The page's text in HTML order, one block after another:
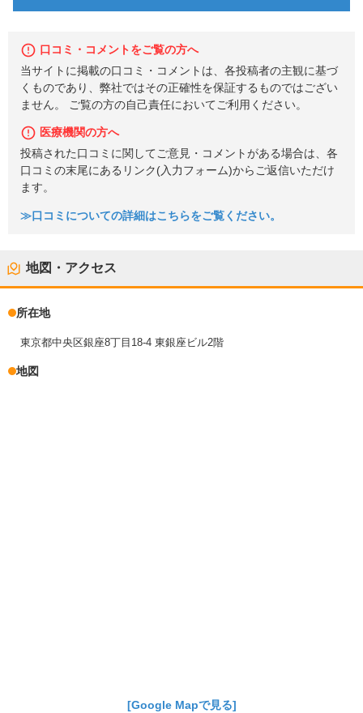
口コミ・コメントをご覧の方へ
当サイトに掲載の口コミ・コメントは、各投稿者の主観に基づ
くものであり、弊社ではその正確性を保証するものではござい
ません。 ご覧の方の自己責任においてご利用ください。
医療機関の方へ
投稿された口コミに関してご意見・コメントがある場合は、各
口コミの末尾にあるリンク(入力フォーム)からご返信いただけ
ます。
≫口コミについての詳細はこちらをご覧ください。
地図・アクセス
所在地
東京都中央区銀座8丁目18-4 東銀座ビル2階
地図
[Google Mapで見る]